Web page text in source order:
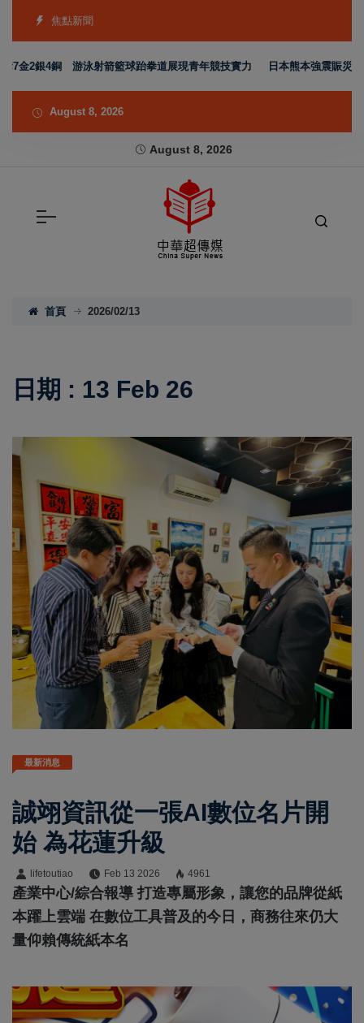
焦點新聞
銀4銅 游泳射箭籃球跆拳道展現青年競技實力 日本熊本強震賑災再獲支
August 8, 2026
August 8, 2026
首頁 2026/02/13
日期 : 13 Feb 26
最新消息
誠翊資訊從一張AI數位名片開
始 為花蓮升級
lifetoutiao Feb 13 2026 4961
產業中心/綜合報導 打造專屬形象，讓您的品牌從紙
本躍上雲端 在數位工具普及的今日，商務往來仍大
量仰賴傳統紙本名